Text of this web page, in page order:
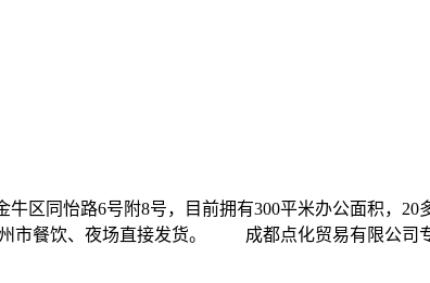
牛区同怡路6号附8号，目前拥有300平米办公面积，
市餐饮、夜场直接发货。 成都点化贸易有限公司